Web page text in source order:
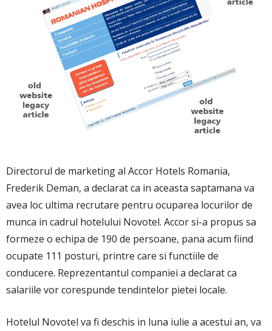
Directorul de marketing al Accor Hotels Romania,
Frederik Deman, a declarat ca in aceasta saptamana va
avea loc ultima recrutare pentru ocuparea locurilor de
munca in cadrul hotelului Novotel. Accor si-a propus sa
formeze o echipa de 190 de persoane, pana acum fiind
ocupate 111 posturi, printre care si functiile de
conducere. Reprezentantul companiei a declarat ca
salariile vor corespunde tendintelor pietei locale.
Hotelul Novotel va fi deschis in luna iulie a acestui an, va